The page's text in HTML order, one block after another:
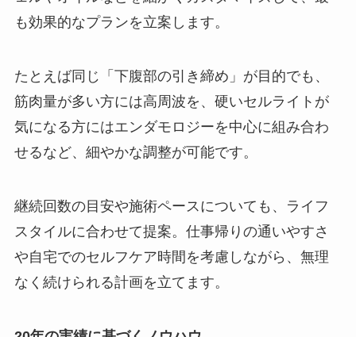
も効果的なプランを立案します。
たとえば同じ「下腹部の引き締め」が目的でも、
筋肉量が多い方には高周波を、硬いセルライトが
気になる方にはエンダモロジーを中心に組み合わ
せるなど、細やかな調整が可能です。
継続回数の目安や施術ペースについても、ライフ
スタイルに合わせて提案。仕事帰りの通いやすさ
や自宅でのセルフケア時間を考慮しながら、無理
なく続けられる計画を立てます。